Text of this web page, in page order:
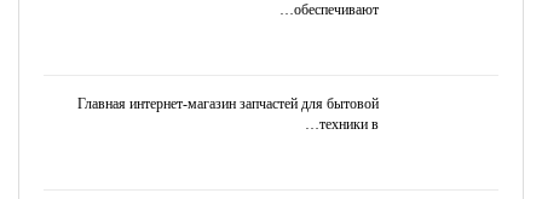
обеспечивают…
Главная интернет-магазин запчастей для бытовой
техники в…